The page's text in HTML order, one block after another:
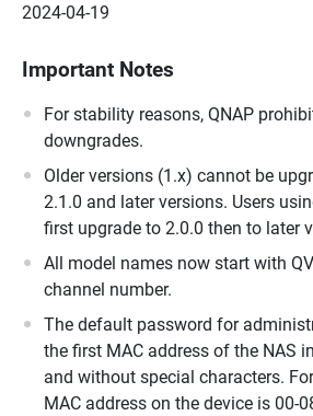
2024-04-19
Important Notes
For stability reasons, QNAP
downgrades.
Older versions (1.x) cannot be
2.1.0 and later versions. Users
first upgrade to 2.0.0 then to later
All model names now start with
channel number.
The default password for
the first MAC address of the NAS
and without special characters.
MAC address on the device is 00-